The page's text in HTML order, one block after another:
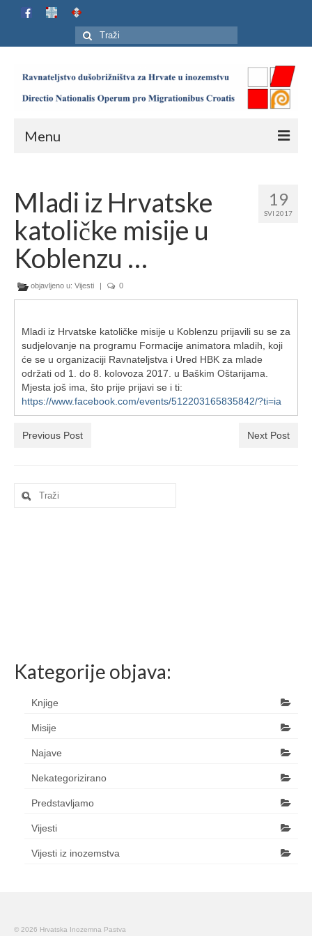
Search
for:
Menu
Ustroj
Adresar
Karta
Jubilej HIP-a
Kontakt
19
SVI 2017
Mladi iz Hrvatske
katoličke misije u
Koblenzu …
objavljeno u: Vijesti | 0
Mladi iz Hrvatske katoličke misije u Koblenzu prijavili su se za
sudjelovanje na programu Formacije animatora mladih, koji
će se u organizaciji Ravnateljstva i Ured HBK za mlade
održati od 1. do 8. kolovoza 2017. u Baškim Oštarijama.
Mjesta još ima, što prije prijavi se i ti:
https://www.facebook.com/events/512203165835842/?ti=ia
Previous Post Next Post
Search
for:
Kategorije objava:
Knjige
Misije
Najave
Nekategorizirano
Predstavljamo
Vijesti
Vijesti iz inozemstva
© 2026 Hrvatska Inozemna Pastva